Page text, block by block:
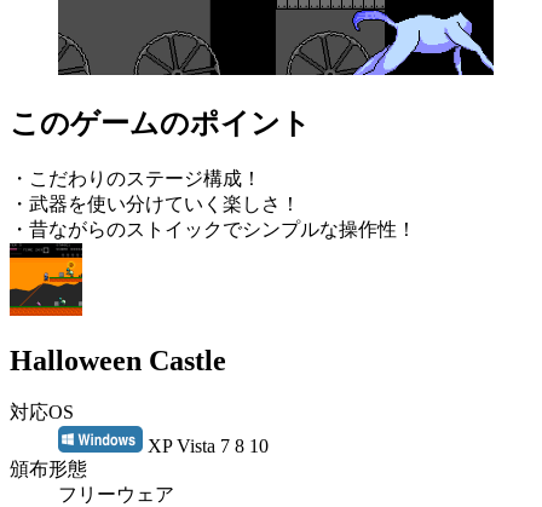
このゲームのポイント
・こだわりのステージ構成！
・武器を使い分けていく楽しさ！
・昔ながらのストイックでシンプルな操作性！
Halloween Castle
対応OS
XP Vista 7 8 10
頒布形態
フリーウェア